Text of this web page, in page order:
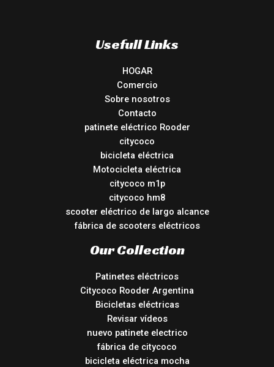
Usefull Links
HOGAR
Comercio
Sobre nosotros
Contacto
patinete eléctrico Rooder
citycoco
bicicleta eléctrica
Motocicleta eléctrica
citycoco m1p
citycoco hm8
scooter eléctrico de largo alcance
fábrica de scooters eléctricos
Our Collection
Patinetes eléctricos
Citycoco Rooder Argentina
Bicicletas eléctricas
Revisar vídeos
nuevo patinete electrico
fábrica de citycoco
bicicleta eléctrica mocha